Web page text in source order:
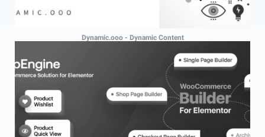
Dynamic.ooo - Dynamic Content